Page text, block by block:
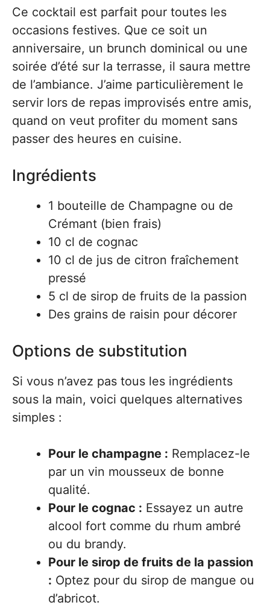
Ce cocktail est parfait pour toutes les
occasions festives. Que ce soit un
anniversaire, un brunch dominical ou une
soirée d’été sur la terrasse, il saura mettre
de l’ambiance. J’aime particulièrement le
servir lors de repas improvisés entre amis,
quand on veut profiter du moment sans
passer des heures en cuisine.
Ingrédients
1 bouteille de Champagne ou de
Crémant (bien frais)
10 cl de cognac
10 cl de jus de citron fraîchement
pressé
5 cl de sirop de fruits de la passion
Des grains de raisin pour décorer
Options de substitution
Si vous n’avez pas tous les ingrédients
sous la main, voici quelques alternatives
simples :
Pour le champagne : Remplacez-le
par un vin mousseux de bonne
qualité.
Pour le cognac : Essayez un autre
alcool fort comme du rhum ambré
ou du brandy.
Pour le sirop de fruits de la passion
: Optez pour du sirop de mangue ou
d’abricot.